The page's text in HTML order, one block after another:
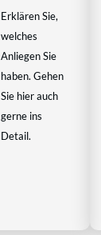
Erklären Sie,
welches
Anliegen Sie
haben. Gehen
Sie hier auch
gerne ins
Detail.